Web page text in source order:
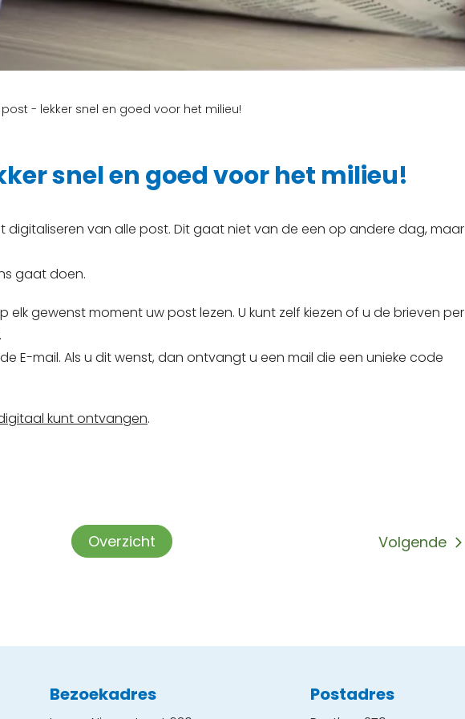
- lekker snel en goed voor het milieu!
snel en goed voor het milieu!
digitaliseren van alle post. Dit gaat niet van de een op andere dag, maar
gaat doen.
elk gewenst moment uw post lezen. U kunt zelf kiezen of u de brieven per
E-mail. Als u dit wenst, dan ontvangt u een mail die een unieke code
kunt ontvangen.
Volgende
Overzicht
Bezoekadres Postadres